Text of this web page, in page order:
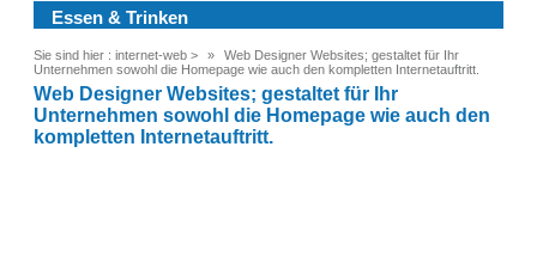
Essen & Trinken
Sie sind hier : internet-web >
Web Designer Websites; gestaltet für Ihr
Unternehmen sowohl die Homepage wie auch den kompletten Internetauftritt.
Web Designer Websites; gestaltet für Ihr
Unternehmen sowohl die Homepage wie auch den
kompletten Internetauftritt.